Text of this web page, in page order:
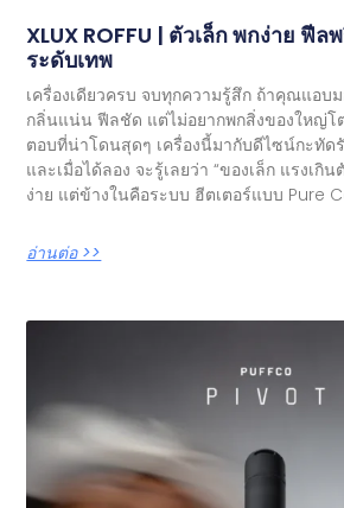
XLUX ROFFU | ตัวเล็ก พกง่าย ฟี
ระดับเทพ
เครื่องเดียวครบ จบทุกความรู้สึก ถ้าคุณแอบ
กลิ่นแน่น ฟีลชัด แต่ไม่อยากพกสิ่งของใหญ่โต
ตอบที่น่าโดนสุดๆ เครื่องนี้มากับดีไซน์กะทัด
และเมื่อได้ลอง จะรู้เลยว่า “ของเล็ก แรงเกิ
ง่าย แต่ข้างในคือระบบ ฮีตเตอร์แบบ Pure
อ่านต่อ >>